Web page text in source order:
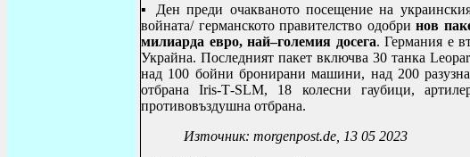
▪ Ден преди очакваното посещение на
войната/германското правителство одобринов
милиарда евро, най–големия досега. Германия е
Украйна. Последният пакет включва 30 танка
над 100 бойни бронирани машини, над 200
отбранаIris-T-SLM, 18 колесни гаубици,
противовъздушна отбрана.
Източник: morgenpost.de 13 05 2023